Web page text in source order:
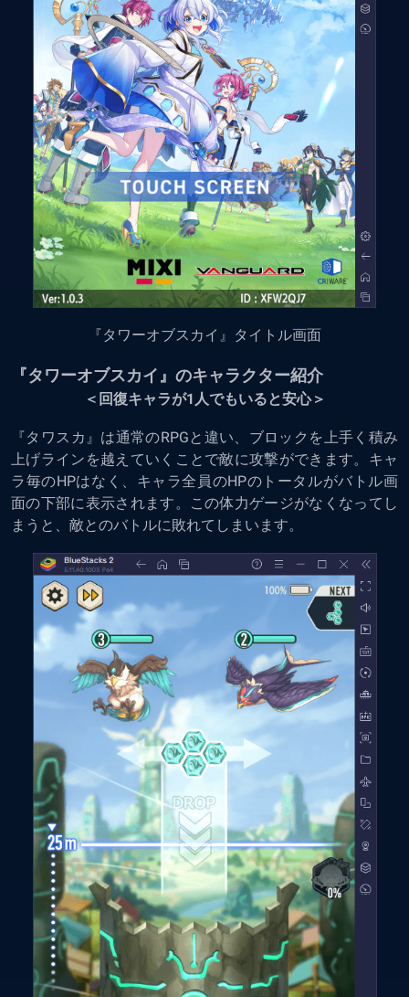
『タワーオブスカイ』タイトル画面
『タワーオブスカイ』のキャラクター紹介
＜回復キャラが1人でもいると安心＞
『タワスカ』は通常のRPGと違い、ブロックを上手く積み
上げラインを越えていくことで敵に攻撃ができます。キャ
ラ毎のHPはなく、キャラ全員のHPのトータルがバトル画
面の下部に表示されます。この体力ゲージがなくなってし
まうと、敵とのバトルに敗れてしまいます。